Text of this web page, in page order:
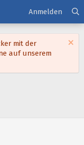
Anmelden
mit der
auf unserem